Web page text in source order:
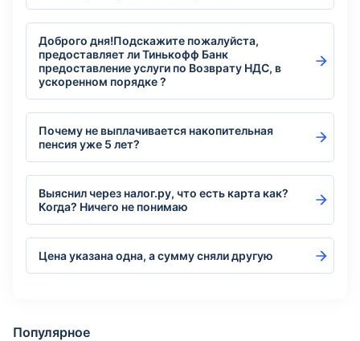
Доброго дня!Подскажите пожалуйста,
предоставляет ли Тинькофф Банк
предоставление услуги по Возврату НДС, в
ускоренном порядке ?
Почему не выплачивается накопительная
пенсия уже 5 лет?
Выяснил через налог.ру, что есть карта как?
Когда? Ничего не понимаю
Цена указана одна, а сумму сняли другую
Популярное